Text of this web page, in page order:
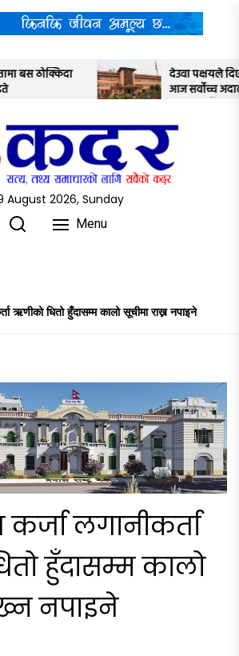
देउवा पक्षयले दिएकोे पुनरावलोकन निवेदनमाथि
आज सर्वोच्च अदालतका तीन न्यायाधीशले
August 2026, Sunday
Menu
ऋणीको धितो हुँदासम्म कालो सूचीमा राख्न नपाइने
लगानीकर्ता
हुँदासम्म कालो
नपाइने